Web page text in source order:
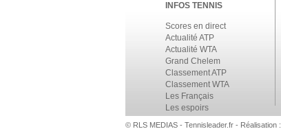
INFOS TENNIS
Scores en direct
Actualité ATP
Actualité WTA
Grand Chelem
Classement ATP
Classement WTA
Les Français
Les espoirs
© RLS MEDIAS - Tennisleader.fr - Réalisation :